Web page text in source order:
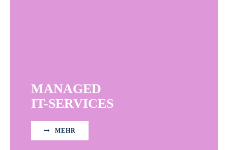
MANAGED
IT-SERVICES
MEHR